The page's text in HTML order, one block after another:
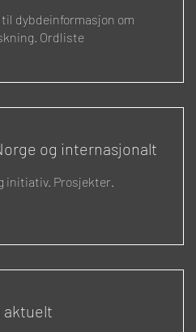
dybdeinformasjon om
Ordliste
og internasjonalt
initiativ. Prosjekter.
aktuelt